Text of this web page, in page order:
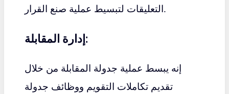
التعليقات لتبسيط عملية صنع القرار.
إدارة المقابلة:
إنه يبسط عملية جدولة المقابلة من خلال
تقديم تكاملات التقويم ووظائف جدولة